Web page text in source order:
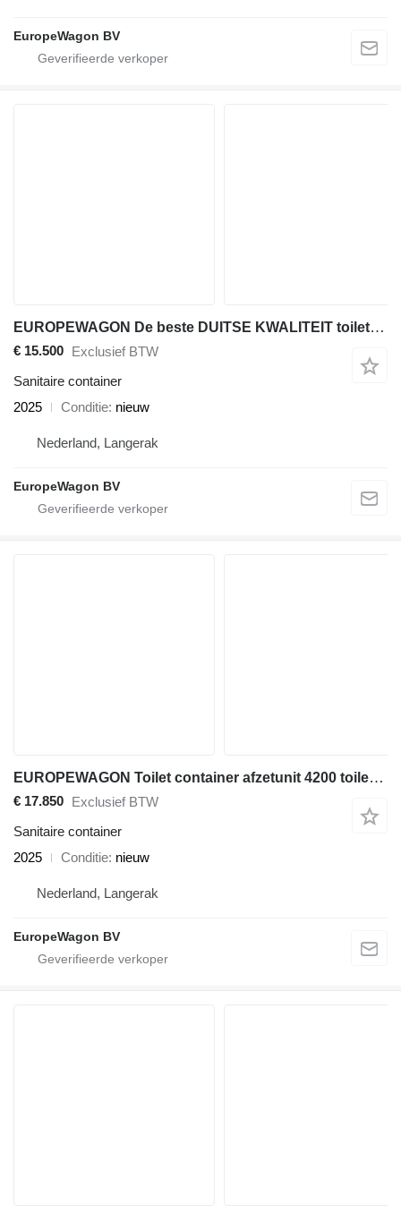
EuropeWagon BV
EUROPEWAGON De beste DUITSE KWALITEIT toiletwagen type 1-1-1 GLO
€ 15.500 Exclusief BTW
Sanitaire container
2025
Conditie nieuw
Nederland, Langerak
EuropeWagon BV
EUROPEWAGON Toilet container afzetunit 4200 toiletwagen VOORRAAD
€ 17.850 Exclusief BTW
Sanitaire container
2025
Conditie nieuw
Nederland, Langerak
EuropeWagon BV